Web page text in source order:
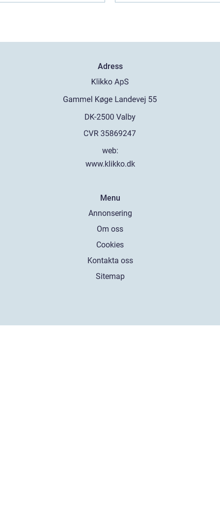
Adress
web:
www.klikko.dk
Menu
Annonsering
Om oss
Cookies
Kontakta oss
Sitemap